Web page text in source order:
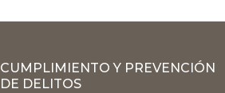
CUMPLIMIENTO Y PREVENCIÓN
DE DELITOS